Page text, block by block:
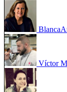
Blanca
Víctor